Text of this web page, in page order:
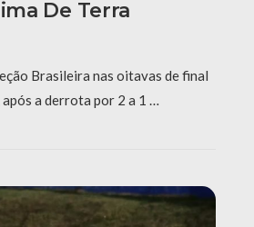
De Terra
Brasileira nas oitavas de final
a derrota por 2 a 1 …